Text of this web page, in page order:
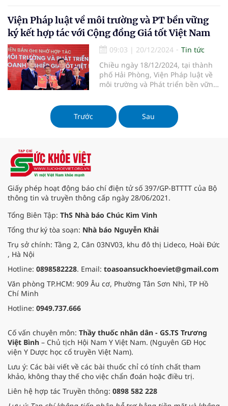
Viện Pháp luật về môi trường và PT bền vững
ký kết hợp tác với Cộng đồng Giá tốt Việt Nam
09:03 | 20/12/2024
Tin tức
Chiều ngày 18/12/2024, tại thành
phố Hải Phòng, Viện Pháp luật về
môi trường và Phát triển bền vững
Doanh nghiệp Giá tốt Việt Nam
(Cộng đồng Giá tốt Việt Nam) đã
chính thức ký kết Biên bản Ghi nhớ
Trước Sau
Giấy phép hoạt động báo chí điện tử số 397/GP-BTTTT của Bộ
thông tin và truyền thông cấp ngày 28/06/2021.
Tổng Biên Tập: ThS Nhà báo Chúc Kim Vinh
Tổng thư ký tòa soạn: Nhà báo Nguyễn Khải
Trụ sở chính: Tầng 2, Căn 03NV03, khu đô thị Lideco, Hoài Đức
, Hà Nội
Hotline: 0898582228. Email: toasoansuckhoeviet@gmail.com
Văn phòng TP.HCM: 909 Âu cơ, Phường Tân Sơn Nhì, TP Hồ
Chí Minh
Hotline: 0949.737.666
Cố vấn chuyên môn: Thầy thuốc nhân dân - GS.TS Trương
Việt Bình – Chủ tịch Hội Nam Y Việt Nam. (Nguyên GĐ Học
viện Y Dược học cổ truyền Việt Nam).
Lưu ý: Các bài viết về các bài thuốc chỉ có tính chất tham
khảo, không thay thế cho việc chẩn đoán hoặc điều trị.
Liên hệ hợp tác Truyền thông: 0898 582 228